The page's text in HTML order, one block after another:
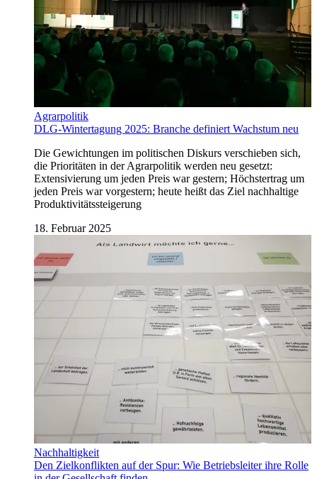
Agrarpolitik
DLG-Wintertagung 2025: Branche definiert Wachstum neu
Die Gewichtungen im politischen Diskurs verschieben sich,
die Prioritäten in der Agrarpolitik werden neu gesetzt:
Extensivierung um jeden Preis war gestern; Höchstertrag um
jeden Preis war vorgestern; heute heißt das Ziel nachhaltige
Produktivitätssteigerung
18. Februar 2025
Nachhaltigkeit
Den Zielkonflikten auf der Spur: Wie Betriebsleiter ihre Rolle